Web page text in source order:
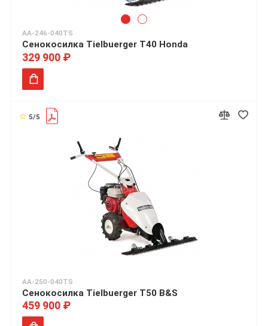
AA-246-040TS
Сенокосилка Tielbuerger T40 Honda
329 900 ₽
5/5
АА-250-040TS
Сенокосилка Tielbuerger T50 B&S
459 900 ₽